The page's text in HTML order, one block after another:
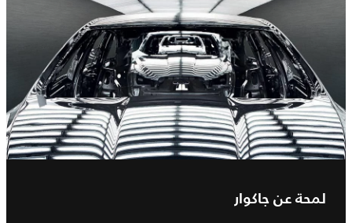
لمحة عن جاكوار